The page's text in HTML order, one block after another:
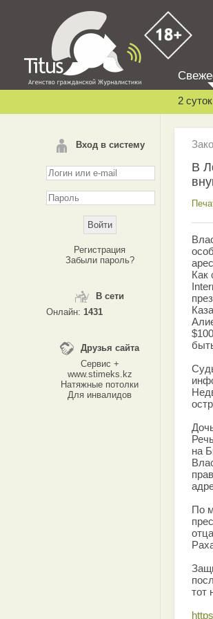
Вход в систему
Регистрация
Забыли пароль?
В сети
Онлайн: 1431
Друзья сайта
Сервис +
www.stimeks.kz
Натяжные потолки
Для инвалидов
2 суток
В
Как
на
По
тот